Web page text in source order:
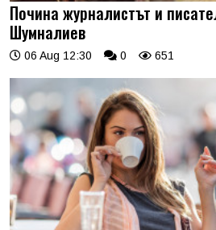
Почина журналистът и
Шумналиев
06 Aug 12:30 0 651